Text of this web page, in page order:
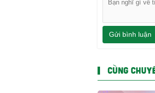
Gửi bình luận
CÙNG